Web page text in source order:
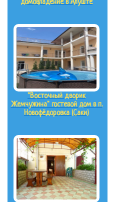
домовладение в Алуште
"Восточный дворик
Жемчужина" гостевой дом в п.
Новофёдоровка (Саки)